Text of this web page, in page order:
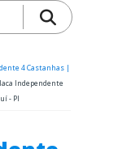
4 Castanhas |
Independente
- PI